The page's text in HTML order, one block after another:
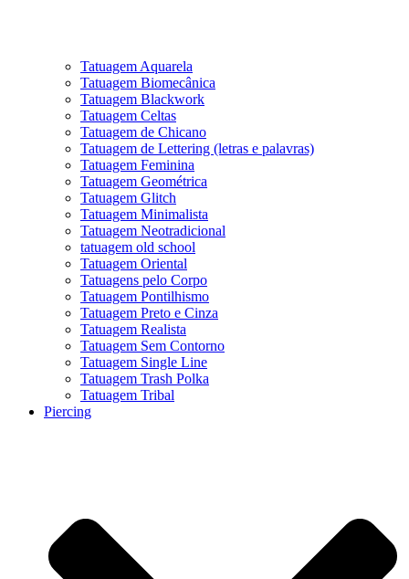
Tatuagem Aquarela
Tatuagem Biomecânica
Tatuagem Blackwork
Tatuagem Celtas
Tatuagem de Chicano
Tatuagem de Lettering (letras e palavras)
Tatuagem Feminina
Tatuagem Geométrica
Tatuagem Glitch
Tatuagem Minimalista
Tatuagem Neotradicional
tatuagem old school
Tatuagem Oriental
Tatuagens pelo Corpo
Tatuagem Pontilhismo
Tatuagem Preto e Cinza
Tatuagem Realista
Tatuagem Sem Contorno
Tatuagem Single Line
Tatuagem Trash Polka
Tatuagem Tribal
Piercing